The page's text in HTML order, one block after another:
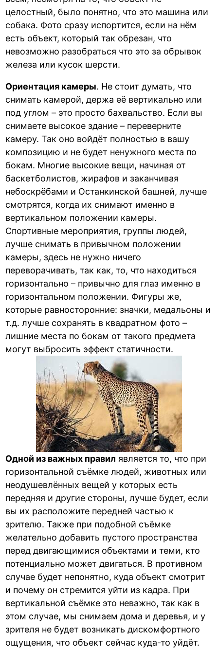
целостный, было понятно, что это машина или
собака. Фото сразу испортится, если на нём
есть объект, который так обрезан, что
невозможно разобраться что это за обрывок
железа или кусок шерсти.
Ориентация камеры. Не стоит думать, что
снимать камерой, держа её вертикально или
под углом – это просто бахвальство. Если вы
снимаете высокое здание – переверните
камеру. Так оно войдёт полностью в вашу
композицию и не будет ненужного места по
бокам. Многие высокие вещи, начиная от
баскетболистов, жирафов и заканчивая
небоскрёбами и Останкинской башней, лучше
смотрятся, когда их снимают именно в
вертикальном положении камеры.
Спортивные мероприятия, группы людей,
лучше снимать в привычном положении
камеры, здесь не нужно ничего
переворачивать, так как, то, что находиться
горизонтально – привычно для глаз именно в
горизонтальном положении. Фигуры же,
которые равносторонние: значки, медальоны и
т.д. лучше сохранять в квадратном фото –
лишние места по бокам от такого предмета
могут выбросить эффект статичности.
Одной из важных правил является то, что при
горизонтальной съёмке людей, животных или
неодушевлённых вещей у которых есть
передняя и другие стороны, лучше будет, если
вы их расположите передней частью к
зрителю. Также при подобной съёмке
желательно добавить пустого пространства
перед двигающимися объектами и теми, кто
потенциально может двигаться. В противном
случае будет непонятно, куда объект смотрит
и почему он стремится уйти из кадра. При
вертикальной съёмке это неважно, так как в
этом случае, мы снимаем дома и деревья, и у
зрителя не будет возникать дискомфортного
ощущения, что объект сейчас куда-то уйдёт.